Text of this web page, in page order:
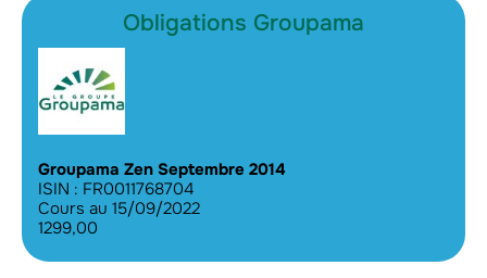
Obligations Groupama
Groupama Zen Septembre 2014
ISIN : FR0011768704
Cours au 15/09/2022
1299,00